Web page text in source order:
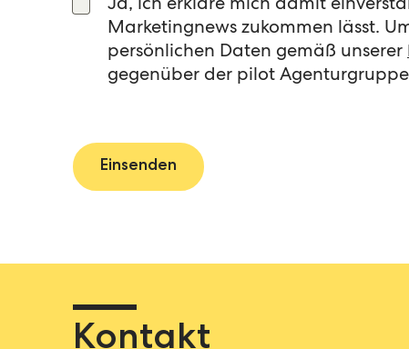
Ja, ich erkläre mich damit
Marketingnews zukommen lässt.
persönlichen Daten gemäß unserer
gegenüber der pilot
Kontakt